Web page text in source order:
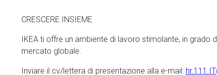
CRESCERE INSIEME
IKEA ti offre un ambiente di lavoro stimolante, in grado
mercato globale.
Inviare il cv/lettera di presentazione alla e-mail: